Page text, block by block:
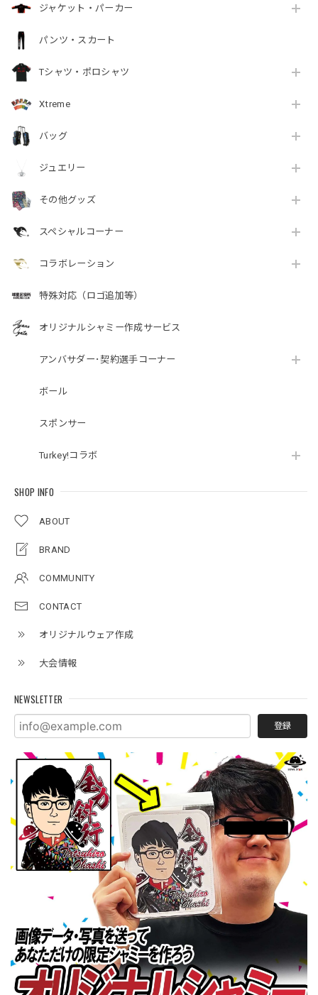
ジャケット・パーカー
パンツ・スカート
Tシャツ・ポロシャツ
Xtreme
バッグ
ジュエリー
その他グッズ
スペシャルコーナー
コラボレーション
特殊対応（ロゴ追加等）
オリジナルシャミー作成サービス
アンバサダー･契約選手コーナー
ボール
スポンサー
Turkey!コラボ
SHOP INFO
ABOUT
BRAND
COMMUNITY
CONTACT
オリジナルウェア作成
大会情報
NEWSLETTER
登録